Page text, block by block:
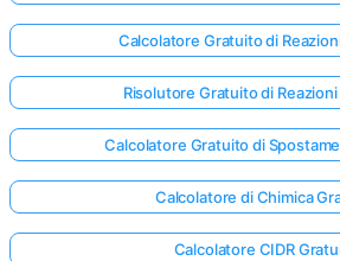
Calcolatore Gratuito di
Risolutore Gratuito di
Calcolatore Gratuito di
Calcolatore di Chimica
Calcolatore CIDR